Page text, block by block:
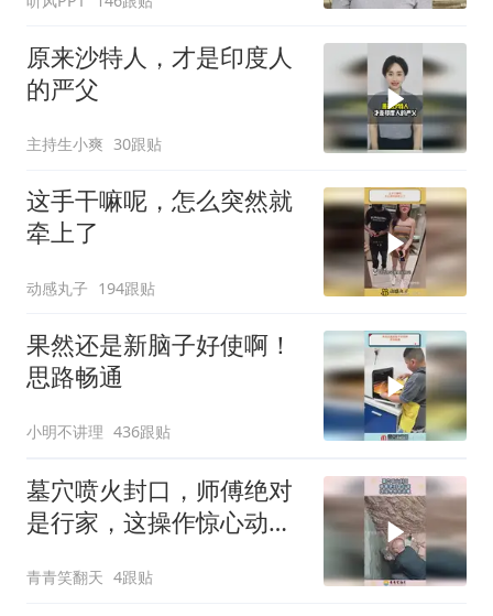
原来沙特人，才是印度人
的严父
主持生小爽 30跟贴
这手干嘛呢，怎么突然就
牵上了
动感丸子 194跟贴
果然还是新脑子好使啊！
思路畅通
小明不讲理 436跟贴
墓穴喷火封口，师傅绝对
是行家，这操作惊心动
青青笑翻天 4跟贴